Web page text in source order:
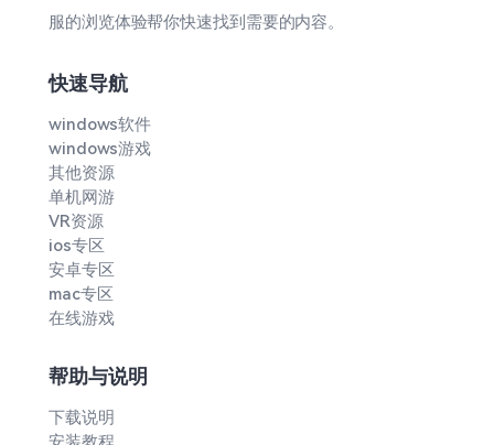
服的浏览体验帮你快速找到需要的内容。
快速导航
windows软件
windows游戏
其他资源
单机网游
VR资源
ios专区
安卓专区
mac专区
在线游戏
帮助与说明
下载说明